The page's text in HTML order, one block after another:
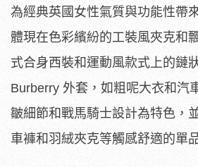
為經典英國女性氣質與功能性帶
體現在色彩繽紛的工裝風夾克和
式合身西裝和運動風款式上的鏈
Burberry 外套，如粗呢大衣和汽
皺細節和戰馬騎士設計為特色，
車褲和羽絨夾克等觸感舒適的單